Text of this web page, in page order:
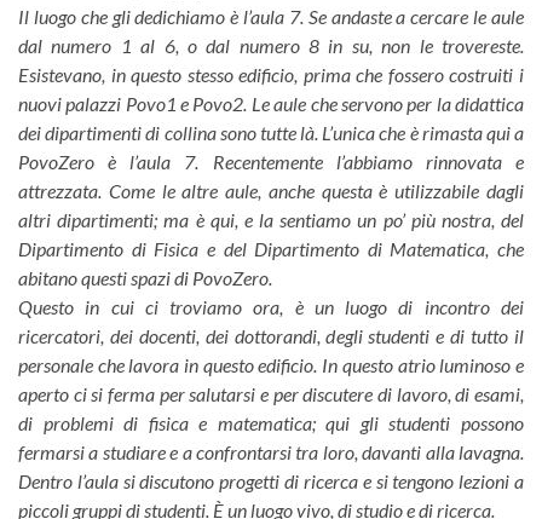
Il luogo che gli dedichiamo è l’aula 7. Se andaste a cercare le aule
dal numero 1 al 6, o dal numero 8 in su, non le trovereste.
Esistevano, in questo stesso edificio, prima che fossero costruiti i
nuovi palazzi Povo1 e Povo2. Le aule che servono per la didattica
dei dipartimenti di collina sono tutte là. L’unica che è rimasta qui a
PovoZero è l’aula 7. Recentemente l’abbiamo rinnovata e
attrezzata. Come le altre aule, anche questa è utilizzabile dagli
altri dipartimenti; ma è qui, e la sentiamo un po’ più nostra, del
Dipartimento di Fisica e del Dipartimento di Matematica, che
abitano questi spazi di PovoZero.
Questo in cui ci troviamo ora, è un luogo di incontro dei
ricercatori, dei docenti, dei dottorandi, degli studenti e di tutto il
personale che lavora in questo edificio. In questo atrio luminoso e
aperto ci si ferma per salutarsi e per discutere di lavoro, di esami,
di problemi di fisica e matematica; qui gli studenti possono
fermarsi a studiare e a confrontarsi tra loro, davanti alla lavagna.
Dentro l’aula si discutono progetti di ricerca e si tengono lezioni a
piccoli gruppi di studenti. È un luogo vivo, di studio e di ricerca.